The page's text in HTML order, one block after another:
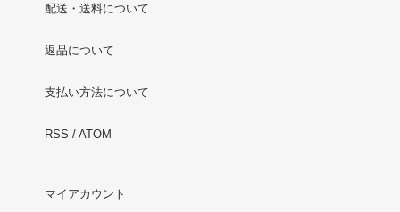
配送・送料について
返品について
支払い方法について
RSS / ATOM
マイアカウント